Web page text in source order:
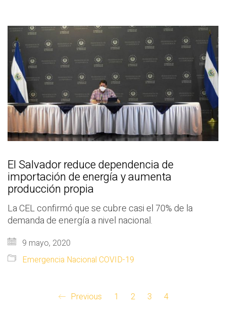
El Salvador reduce dependencia de
importación de energía y aumenta
producción propia
La CEL confirmó que se cubre casi el 70% de la
demanda de energía a nivel nacional.
9 mayo, 2020
Emergencia Nacional COVID-19
Previous 1 2 3 4